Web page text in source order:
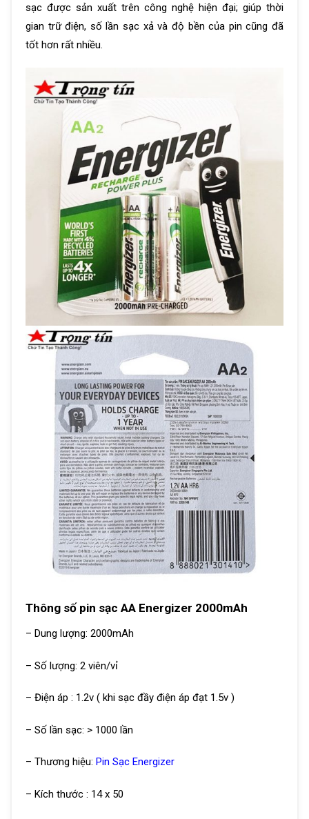
sạc được sản xuất trên công nghệ hiện đại; giúp thời
gian trữ điện, số lần sạc xả và độ bền của pin cũng đã
tốt hơn rất nhiều.
Thông số pin sạc AA Energizer 2000mAh
– Dung lượng: 2000mAh
– Số lượng: 2 viên/vỉ
– Điện áp : 1.2v ( khi sạc đầy điện áp đạt 1.5v )
– Số lần sạc: > 1000 lần
– Thương hiệu: Pin Sạc Energizer
– Kích thước : 14 x 50